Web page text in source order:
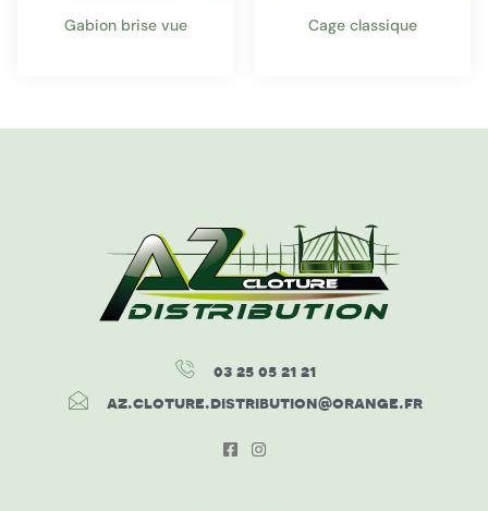
Gabion brise vue Cage classique
03 25 05 21 21
az.cloture.distribution@orange.fr